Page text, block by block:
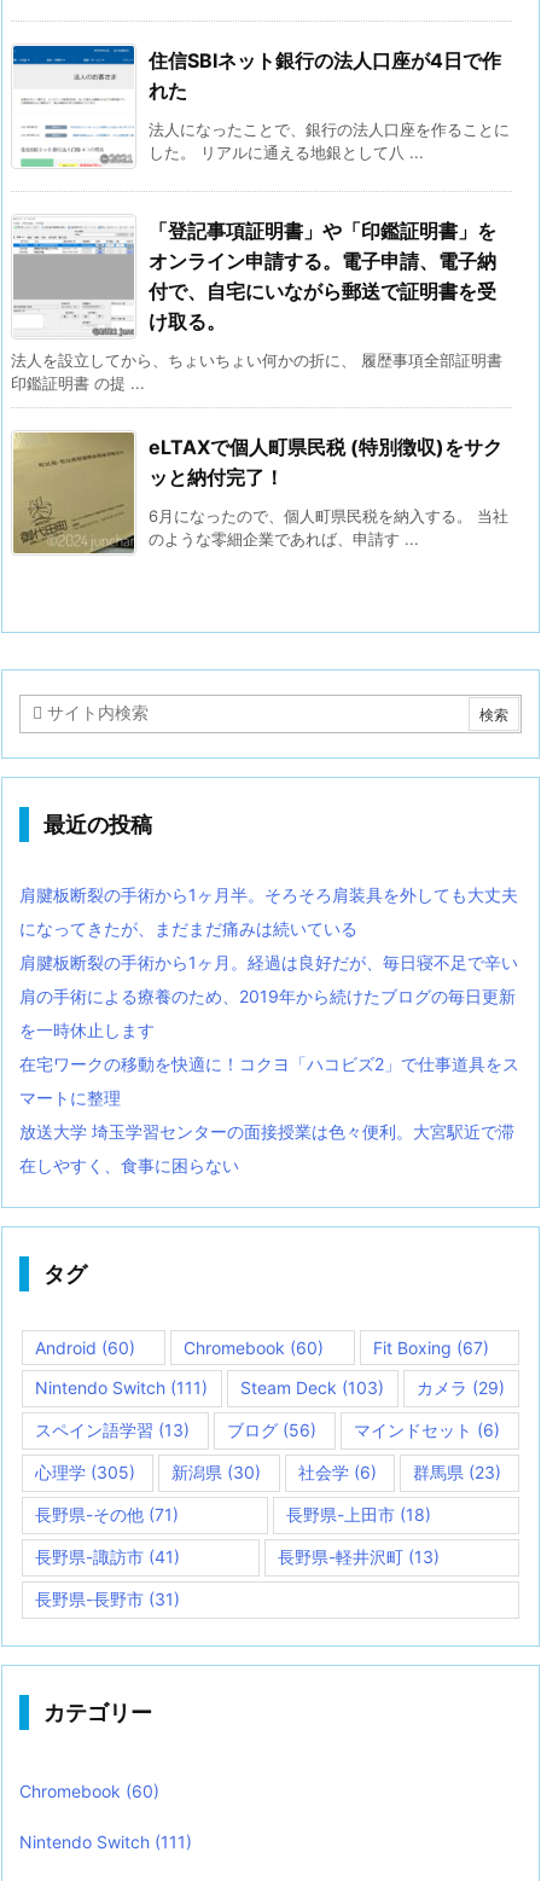
住信SBIネット銀行の法人口座が4日で作
れた
法人になったことで、銀行の法人口座を作ることに
した。 リアルに通える地銀として八 ...
「登記事項証明書」や「印鑑証明書」を
オンライン申請する。電子申請、電子納
付で、自宅にいながら郵送で証明書を受
け取る。
法人を設立してから、ちょいちょい何かの折に、 履歴事項全部証明書
印鑑証明書 の提 ...
eLTAXで個人町県民税 (特別徴収)をサク
ッと納付完了！
6月になったので、個人町県民税を納入する。 当社
のような零細企業であれば、申請す ...
最近の投稿
肩腱板断裂の手術から1ヶ月半。そろそろ肩装具を外しても大丈夫
になってきたが、まだまだ痛みは続いている
肩腱板断裂の手術から1ヶ月。経過は良好だが、毎日寝不足で辛い
肩の手術による療養のため、2019年から続けたブログの毎日更新
を一時休止します
在宅ワークの移動を快適に！コクヨ「ハコビズ2」で仕事道具をス
マートに整理
放送大学 埼玉学習センターの面接授業は色々便利。大宮駅近で滞
在しやすく、食事に困らない
タグ
Android (60) Chromebook (60) Fit Boxing (67)
Nintendo Switch (111) Steam Deck (103) カメラ (29)
スペイン語学習 (13) ブログ (56) マインドセット (6)
心理学 (305) 新潟県 (30) 社会学(6) 群馬県 (23)
長野県-その他 (71) 長野県-上田市(18)
長野県-諏訪市 (41) 長野県-軽井沢町 (13)
長野県-長野市 (31)
カテゴリー
Chromebook (60)
Nintendo Switch (111)